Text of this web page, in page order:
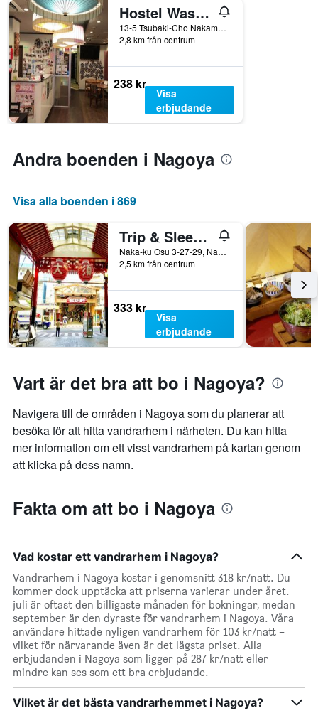
som
visar
det
genomsnittliga
rumspriset.
Hostel Wasabi Nagoya Ekimae
13-5 Tsubaki-Cho Nakamura-ku, Nagoya, Japan
2,8 km från centrum
238 kr
Visa
erbjudande
Andra boenden i Nagoya
Visa alla boenden i 869
Trip & Sleep Hostel
Naka-ku Osu 3-27-29, Nagoya, Japan
2,5 km från centrum
333 kr
Visa
erbjudande
Vart är det bra att bo i Nagoya?
Navigera till de områden i Nagoya som du planerar att
besöka för att hitta vandrarhem i närheten. Du kan hitta
mer information om ett visst vandrarhem på kartan genom
att klicka på dess namn.
Fakta om att bo i Nagoya
Vad kostar ett vandrarhem i Nagoya?
Vandrarhem i Nagoya kostar i genomsnitt 318 kr/natt. Du
kommer dock upptäcka att priserna varierar under året.
juli är oftast den billigaste månaden för bokningar, medan
september är den dyraste för vandrarhem i Nagoya. Våra
användare hittade nyligen vandrarhem för 103 kr/natt –
vilket för närvarande även är det lägsta priset. Alla
erbjudanden i Nagoya som ligger på 287 kr/natt eller
mindre kan ses som ett bra erbjudande.
Vilket är det bästa vandrarhemmet i Nagoya?